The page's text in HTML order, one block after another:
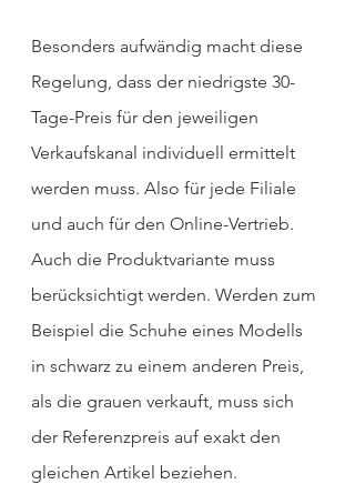
Besonders aufwändig macht diese
Regelung, dass der niedrigste 30-
Tage-Preis für den jeweiligen
Verkaufskanal individuell ermittelt
werden muss. Also für jede Filiale
und auch für den Online-Vertrieb.
Auch die Produktvariante muss
berücksichtigt werden. Werden zum
Beispiel die Schuhe eines Modells
in schwarz zu einem anderen Preis,
als die grauen verkauft, muss sich
der Referenzpreis auf exakt den
gleichen Artikel beziehen.